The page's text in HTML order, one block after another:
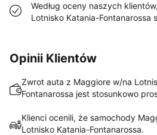
Według oceny naszych
Lotnisko Katania-Fontanarossa
Opinii Klientów
Zwrot auta z Maggiore w/na
Fontanarossa jest stosunkowo
Klienci ocenili, że samochody
Lotnisko Katania-Fontanarossa.